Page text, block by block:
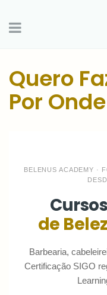
Toggle
Quero
Por
um
Curso
Começo?
BELENUS ACADEMY ·
de
Barbearia,
Certificação SIGO